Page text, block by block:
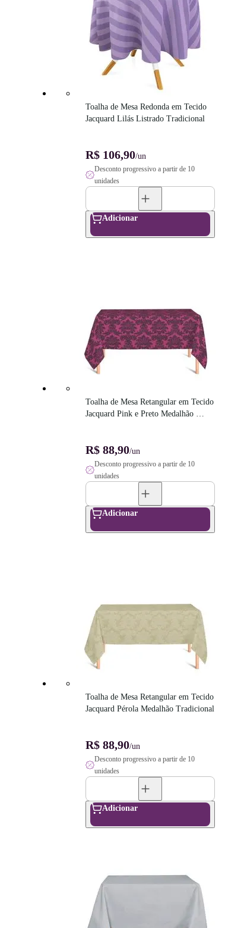
Toalha de Mesa Redonda em Tecido
Jacquard Lilás Listrado Tradicional
R$ 106,90/un
Desconto progressivo a partir de 10
unidades
Adicionar
Toalha de Mesa Retangular em Tecido
Jacquard Pink e Preto Medalhão
R$ 88,90/un
Desconto progressivo a partir de 10
unidades
Adicionar
Toalha de Mesa Retangular em Tecido
Jacquard Pérola Medalhão Tradicional
R$ 88,90/un
Desconto progressivo a partir de 10
unidades
Adicionar